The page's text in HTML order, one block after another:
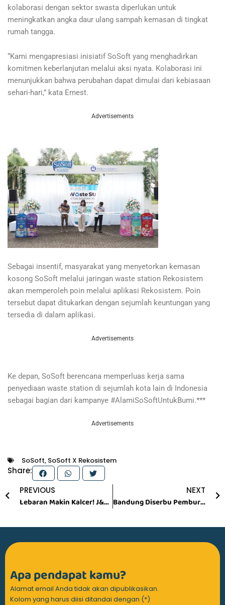
kolaborasi dengan sektor swasta diperlukan untuk
meningkatkan angka daur ulang sampah kemasan di tingkat
rumah tangga.
“Kami mengapresiasi inisiatif SoSoft yang menghadirkan
komitmen keberlanjutan melalui aksi nyata. Kolaborasi ini
menunjukkan bahwa perubahan dapat dimulai dari kebiasaan
sehari-hari,” kata Ernest.
Advertisements
Sebagai insentif, masyarakat yang menyetorkan kemasan
kosong SoSoft melalui jaringan waste station Rekosistem
akan memperoleh poin melalui aplikasi Rekosistem. Poin
tersebut dapat ditukarkan dengan sejumlah keuntungan yang
tersedia di dalam aplikasi.
Advertisements
Ke depan, SoSoft berencana memperluas kerja sama
penyediaan waste station di sejumlah kota lain di Indonesia
sebagai bagian dari kampanye #AlamiSoSoftUntukBumi.***
Advertisements
SoSoft, SoSoft X Rekosistem
Share:
PrevPREVIOUS
Lebaran Makin Kalcer! J&C Cookies Hadirkan Rasa Baru yang Siap Jadi Bintang di Meja Tamu
NEXT
Bandung Diserbu Pemburu Hijab, Lozy Big Warehouse Sale Vol.7 Banjir Pengunjung
Apa pendapat kamu?
Alamat email Anda tidak akan dipublikasikan.
Kolom yang harus diisi ditandai dengan (*)